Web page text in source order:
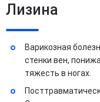
Лизина
Варикозная
стенки вен,
тяжесть в ногах.